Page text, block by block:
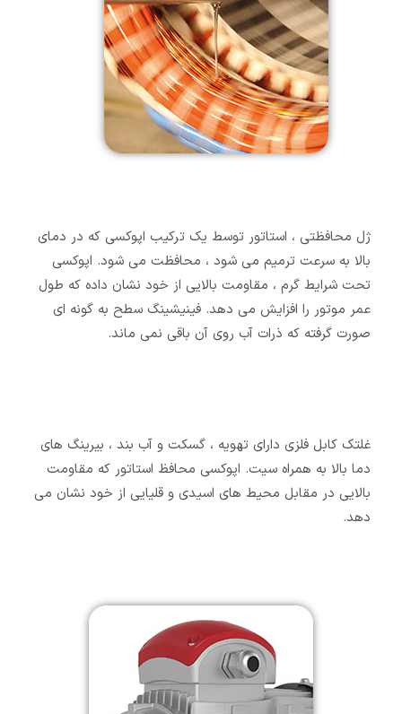
ژل محافظتی ، استاتور توسط یک ترکیب اپوکسی که در دمای
بالا به سرعت ترمیم می شود ، محافظت می شود. اپوکسی
تحت شرایط گرم ، مقاومت بالایی از خود نشان داده که طول
عمر موتور را افزایش می دهد. فینیشینگ سطح به گونه ای
صورت گرفته که ذرات آب روی آن باقی نمی ماند.
غلتک کابل فلزی دارای تهویه ، گسکت و آب بند ، بیرینگ های
دما بالا به همراه سیت. اپوکسی محافظ استاتور که مقاومت
بالایی در مقابل محیط های اسیدی و قلیایی از خود نشان می
دهد.